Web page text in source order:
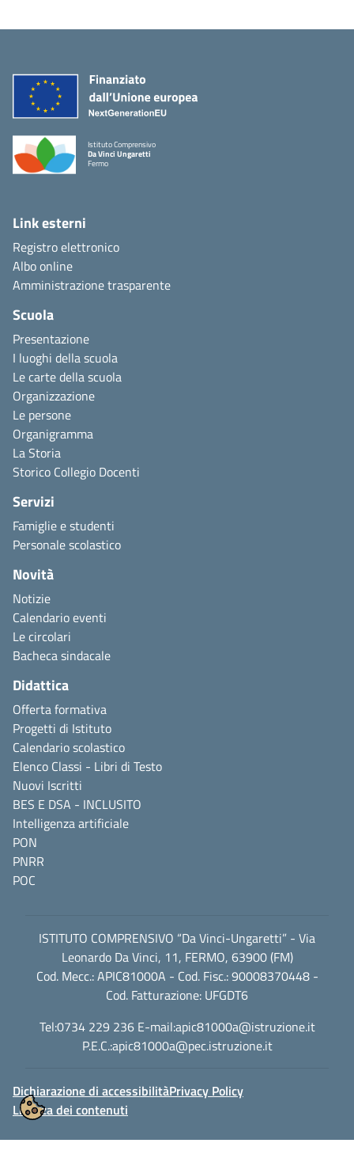
Istituto Comprensivo
Da Vinci Ungaretti
Fermo
Link esterni
Registro elettronico
Albo online
Amministrazione trasparente
Scuola
Presentazione
I luoghi della scuola
Le carte della scuola
Organizzazione
Le persone
Organigramma
La Storia
Storico Collegio Docenti
Servizi
Famiglie e studenti
Personale scolastico
Novità
Notizie
Calendario eventi
Le circolari
Bacheca sindacale
Didattica
Offerta formativa
Progetti di Istituto
Calendario scolastico
Elenco Classi - Libri di Testo
Nuovi Iscritti
BES E DSA - INCLUSITO
Intelligenza artificiale
PON
PNRR
POC
ISTITUTO COMPRENSIVO “Da Vinci-Ungaretti” - Via
Leonardo Da Vinci, 11, FERMO, 63900 (FM)
Cod. Mecc.: APIC81000A - Cod. Fisc.: 90008370448 -
Cod. Fatturazione: UFGDT6
Tel:0734 229 236 E-mail:apic81000a@istruzione.it
P.E.C.:apic81000a@pec.istruzione.it
Dichiarazione di accessibilitàPrivacy Policy
Licenza dei contenuti